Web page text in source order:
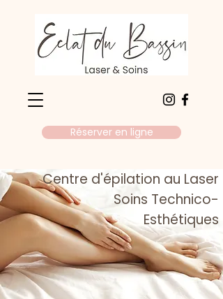
Réserver en ligne
Centre d'épilation au Laser
Soins Technico-
Esthétiques